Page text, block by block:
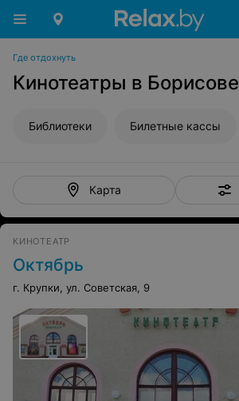
Где отдохнуть
Кинотеатры в Борисове
Библиотеки Билетные кассы
Карта
КИНОТЕАТР
Октябрь
г. Крупки, ул. Советская, 9